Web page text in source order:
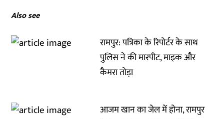
Also see
रामपुर: पत्रिका के रिपोर्टर के साथ
पुलिस ने की मारपीट, माइक और
कैमरा तोड़ा
आजम खान का जेल में होना, रामपुर